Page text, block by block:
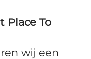
Place To
wij een